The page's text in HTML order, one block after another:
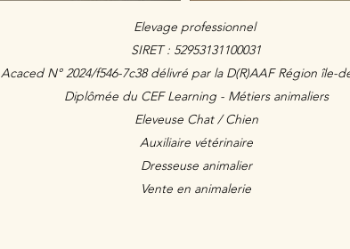
Elevage professionnel
SIRET : 52953131100031
Acaced N° 2024/f546-7c38 délivré par la D(R)AAF Région île-
Diplômée du CEF Learning - Métiers animaliers
Eleveuse Chat / Chien
Auxiliaire vétérinaire
Dresseuse animalier
Vente en animalerie